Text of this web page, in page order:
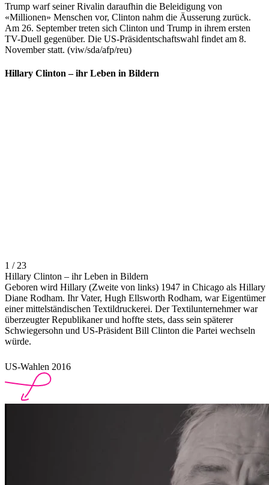
Trump warf seiner Rivalin daraufhin die Beleidigung von
«Millionen» Menschen vor, Clinton nahm die Äusserung zurück.
Am 26. September treten sich Clinton und Trump in ihrem ersten
TV-Duell gegenüber. Die US-Präsidentschaftswahl findet am 8.
November statt. (viw/sda/afp/reu)
Hillary Clinton – ihr Leben in Bildern
1 / 23
Hillary Clinton – ihr Leben in Bildern
Geboren wird Hillary (Zweite von links) 1947 in Chicago als Hillary
Diane Rodham. Ihr Vater, Hugh Ellsworth Rodham, war Eigentümer
einer mittelständischen Textildruckerei. Der Textilunternehmer war
überzeugter Republikaner und hoffte stets, dass sein späterer
Schwiegersohn und US-Präsident Bill Clinton die Partei wechseln
würde.
US-Wahlen 2016